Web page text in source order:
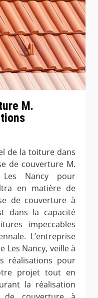
M.
de la toiture dans
de couverture M.
Les Nancy pour
en matière de
de couverture à
dans la capacité
impeccables
L’entreprise
Les Nancy, veille à
réalisations pour
projet tout en
la réalisation